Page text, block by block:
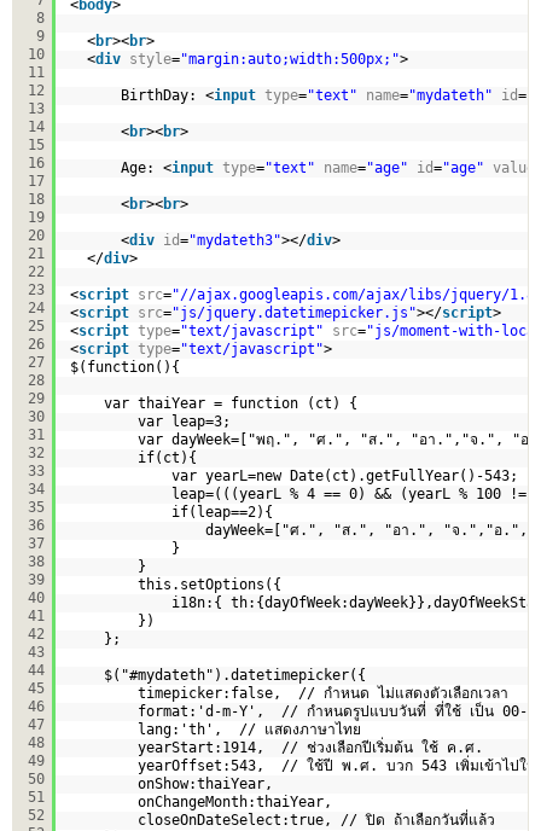
8
9
10
11
12
13
14
15
16
17
18
19
20
21
22
23
24
25
26
27
28
29
30
31
32
33
34
35
36
37
38
39
40
41
42
43
44
45
46
47
48
49
50
51
52
<body>
<br><br>
<div style="margin:auto;width:500px;">
BirthDay: <input type="text" name="mydateth" id=
<br><br>
Age: <input type="text" name="age" id="age" value
<br><br>
<div id="mydateth3"></div>
</div>
<script src="//ajax.googleapis.com/ajax/libs/jquery/
<script src="js/jquery.datetimepicker.js"></script>
<script type="text/javascript" src="js/moment-with-
<script type="text/javascript">
$(function(){
var thaiYear = function (ct) {
var leap=3;
var dayWeek=["พฤ.", "ศ.", "ส.", "อา.","จ.",
if(ct){
var yearL=new Date(ct).getFullYear()-543;
leap=(((yearL % 4 == 0) && (yearL % 100
if(leap==2){
dayWeek=["ศ.", "ส.", "อา.", "จ.","อ
}
}
this.setOptions({
i18n:{
})
};
$("#mydateth").datetimepicker({
timepicker:false,  // กำหนด ไม่แสดงตัวเลือกเวลา
format:'d-m-Y',  // กำหนดรูปแบบวันที่ ที่ใช้ เป็น 00-
lang:'th',  // แสดงภาษาไทย
yearStart:1914,  // ช่วงเลือกปีเริ่มต้น ใช้ ค.ศ.
yearOffset:543,  // ใช้ปี พ.ศ. บวก 543 เพิ่มเ
onShow:thaiYear,
onChangeMonth:thaiYear,
closeOnDateSelect:true, // ปิด ถ้าเลือกวันที่แล้ว